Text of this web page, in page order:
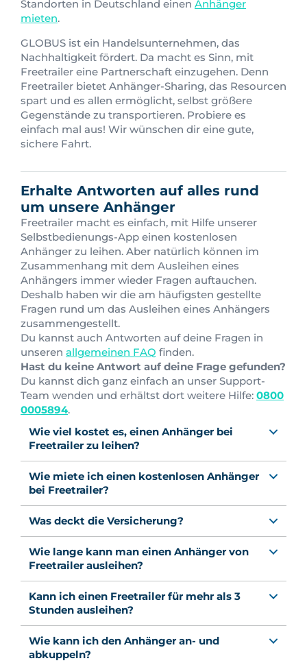
Standorten in Deutschland einen Anhänger
mieten.
GLOBUS ist ein Handelsunternehmen, das
Nachhaltigkeit fördert. Da macht es Sinn, mit
Freetrailer eine Partnerschaft einzugehen. Denn
Freetrailer bietet Anhänger-Sharing, das Resourcen
spart und es allen ermöglicht, selbst größere
Gegenstände zu transportieren. Probiere es
einfach mal aus! Wir wünschen dir eine gute,
sichere Fahrt.
Erhalte Antworten auf alles rund
um unsere Anhänger
Freetrailer macht es einfach, mit Hilfe unserer
Selbstbedienungs-App einen kostenlosen
Anhänger zu leihen. Aber natürlich können im
Zusammenhang mit dem Ausleihen eines
Anhängers immer wieder Fragen auftauchen.
Deshalb haben wir die am häufigsten gestellte
Fragen rund um das Ausleihen eines Anhängers
zusammengestellt.
Du kannst auch Antworten auf deine Fragen in
unseren allgemeinen FAQ finden.
Hast du keine Antwort auf deine Frage gefunden?
Du kannst dich ganz einfach an unser Support-
Team wenden und erhältst dort weitere Hilfe: 0800
0005894.
Wie viel kostet es, einen Anhänger bei
Freetrailer zu leihen?
Wie miete ich einen kostenlosen Anhänger
bei Freetrailer?
Was deckt die Versicherung?
Wie lange kann man einen Anhänger von
Freetrailer ausleihen?
Kann ich einen Freetrailer für mehr als 3
Stunden ausleihen?
Wie kann ich den Anhänger an- und
abkuppeln?